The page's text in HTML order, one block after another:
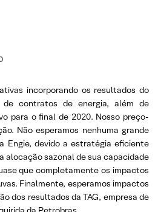
incorporando os resultados do
contratos de energia, além de
para o final de 2020. Nosso preço-
Não esperamos nenhuma grande
Engie, devido a estratégia eficiente
alocação sazonal de sua capacidade
que completamente os impactos
Finalmente, esperamos impactos
dos resultados da TAG, empresa de